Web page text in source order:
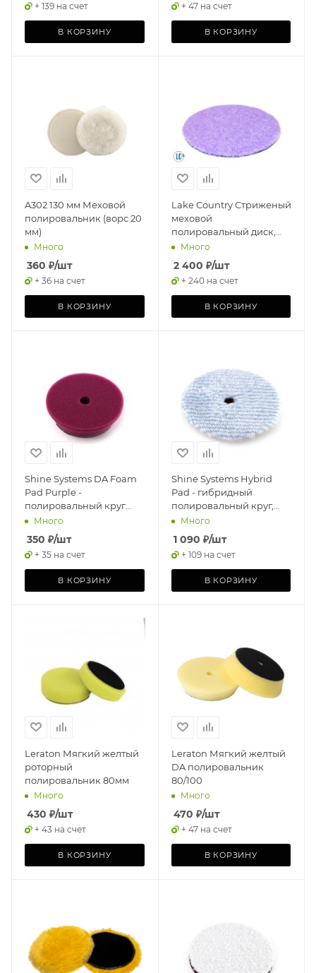
+ 139 на счет
В КОРЗИНУ
+ 47 на счет
В КОРЗИНУ
A302 130 мм Меховой
полировальник (ворс 20
мм)
Много
360 ₽/шт
+ 36 на счет
В КОРЗИНУ
Lake Country Стриженый
меховой
полировальный диск,
режущий, сиреневый,
Много
2 400 ₽/шт
+ 240 на счет
В КОРЗИНУ
Shine Systems DA Foam
Pad Purple -
полировальный круг
твердый лиловый, 75 мм
Много
350 ₽/шт
+ 35 на счет
В КОРЗИНУ
Shine Systems Hybrid
Pad - гибридный
полировальный круг,
155мм
Много
1 090 ₽/шт
+ 109 на счет
В КОРЗИНУ
Leraton Мягкий желтый
роторный
полировальник 80мм
Много
430 ₽/шт
+ 43 на счет
В КОРЗИНУ
Leraton Мягкий желтый
DA полировальник
80/100
Много
470 ₽/шт
+ 47 на счет
В КОРЗИНУ